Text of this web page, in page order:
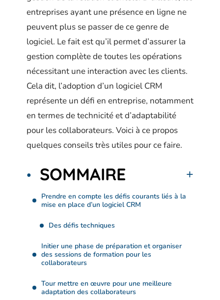
entreprises ayant une présence en ligne ne
peuvent plus se passer de ce genre de
logiciel. Le fait est qu’il permet d’assurer la
gestion complète de toutes les opérations
nécessitant une interaction avec les clients.
Cela dit, l’adoption d’un logiciel CRM
représente un défi en entreprise, notamment
en termes de technicité et d’adaptabilité
pour les collaborateurs. Voici à ce propos
quelques conseils très utiles pour ce faire.
SOMMAIRE
Prendre en compte les défis courants liés à la
mise en place d’un logiciel CRM
Des défis techniques
Initier une phase de préparation et organiser
des sessions de formation pour les
collaborateurs
Tour mettre en œuvre pour une meilleure
adaptation des collaborateurs